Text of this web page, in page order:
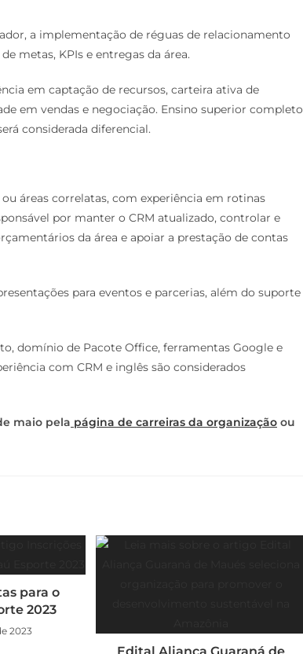
a implementação de réguas de relacionamento
metas, KPIs e entregas da área.
em captação de recursos, carteira ativa de
em vendas e negociação. Ensino superior completo
considerada diferencial.
áreas correlatas, com experiência em rotinas
por manter o CRM atualizado, controlar e
da área e apoiar a prestação de contas
para eventos e parcerias, além do suporte
domínio de Pacote Office, ferramentas Google e
com CRM e inglês são considerados
maio pela página de carreiras da organização ou
para o
2023
2023